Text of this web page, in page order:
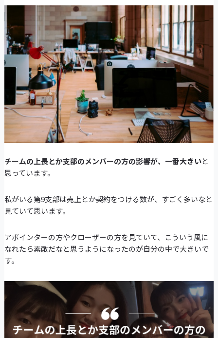
チームの上長とか支部のメンバーの方の影響が、一番大きいと
思っています。
私がいる第9支部は売上とか契約をつける数が、すごく多いなと
見ていて思います。
アポインターの方やクローザーの方を見ていて、こういう風に
なれたら素敵だなと思うようになったのが自分の中で大きいで
す。